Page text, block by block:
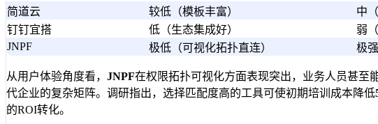
简道云
较低（模板丰富） 中
钉钉宜搭
低（生态集成好） 弱
JNPF
极低（可视化拓扑直连） 极
从用户体验角度看， JNPF在权限拓扑可视化方面表现突出，业务人员甚至
代企业的复杂矩阵。调研指出，选择匹配度高的工具可使初期培训成本降低
的ROI转化。